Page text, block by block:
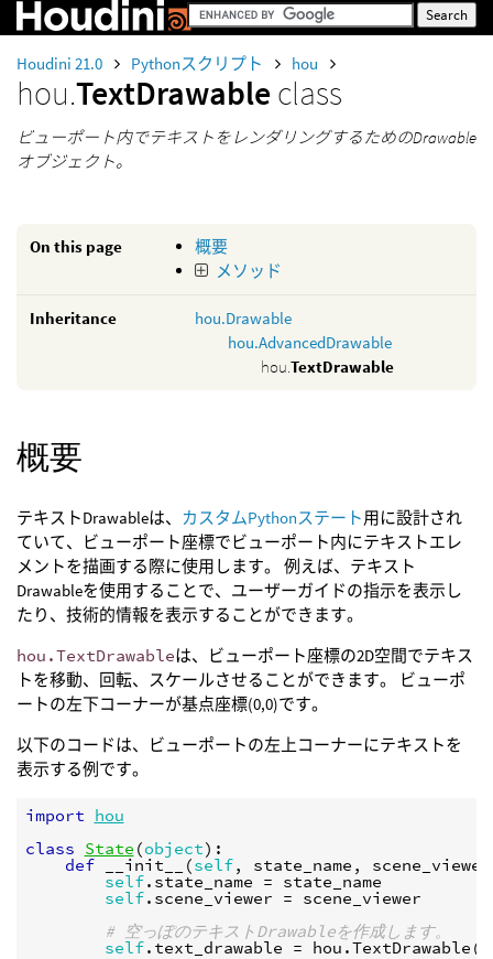
Houdini 21.0 Pythonスクリプト hou
hou.TextDrawable class
ビューポート内でテキストをレンダリングするためのDrawable
オブジェクト。
On this page
概要
メソッド
Inheritance
hou.Drawable
hou.AdvancedDrawable
hou.TextDrawable
概要
テキストDrawableは、 カスタムPythonステート用に設計され
ていて、ビューポート座標でビューポート内にテキストエレ
メントを描画する際に使用します。 例えば、テキスト
Drawableを使用することで、ユーザーガイドの指示を表示し
たり、技術的情報を表示することができます。
hou.TextDrawableは、ビューポート座標の2D空間でテキス
トを移動、回転、スケールさせることができます。 ビューポ
ートの左下コーナーが基点座標(0,0)です。
以下のコードは、ビューポートの左上コーナーにテキストを
表示する例です。
import hou
class State (object):
def __init__ (self, state_name , scene_viewer
self. state_name = state_name
self. scene_viewer = scene_viewer
# 空っぽのテキストDrawableを作成します。
self. text_drawable = hou.TextDrawable (